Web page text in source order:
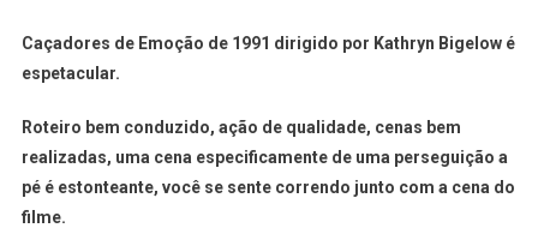
Caçadores de Emoção de 1991 dirigido por Kathryn Bigelow é
espetacular.
Roteiro bem conduzido, ação de qualidade, cenas bem
realizadas, uma cena especificamente de uma perseguição a
pé é estonteante, você se sente correndo junto com a cena do
filme.